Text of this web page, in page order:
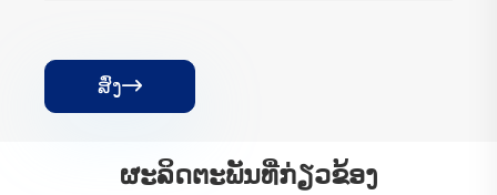
ສົ່ງ
ຜະ​ລິດ​ຕະ​ພັນ​ທີ່​ກ່ຽວ​ຂ້ອງ